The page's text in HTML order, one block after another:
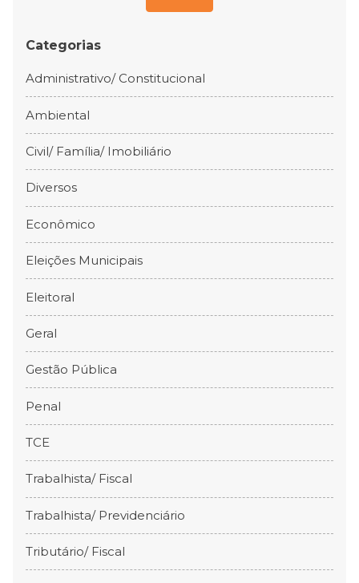
Categorias
Administrativo/ Constitucional
Ambiental
Civil/ Família/ Imobiliário
Diversos
Econômico
Eleições Municipais
Eleitoral
Geral
Gestão Pública
Penal
TCE
Trabalhista/ Fiscal
Trabalhista/ Previdenciário
Tributário/ Fiscal